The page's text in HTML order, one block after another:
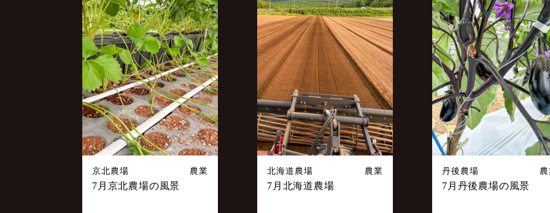
京北農場 農業
7月京北農場の風景
北海道農場 農業
7月北海道農場
丹後農場
7月丹後農場の風景